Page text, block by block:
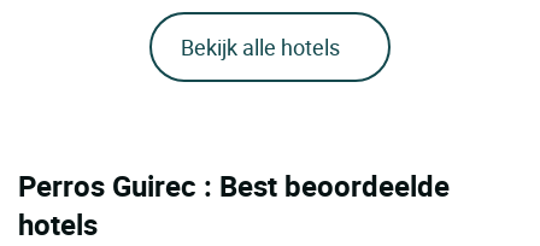
Bekijk alle hotels
Perros Guirec : Best beoordeelde
hotels